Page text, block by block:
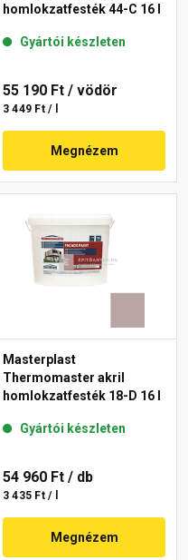
homlokzatfesték 44-C 16 l
Gyártói készleten
55 190 Ft / vödör
3 449 Ft / l
Megnézem
Masterplast
Thermomaster akril
homlokzatfesték 18-D 16 l
Gyártói készleten
54 960 Ft / db
3 435 Ft / l
Megnézem